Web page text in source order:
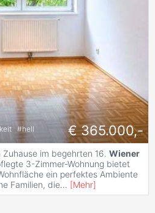
#hell € 365.000,-
im begehrten 16. Wiener
3-Zimmer-Wohnung bietet
ein perfektes Ambiente
Familien, die... [Mehr]